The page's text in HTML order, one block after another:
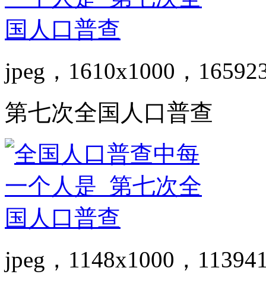
jpeg，1610x1000，
第七次全国人口普查
jpeg，1148x1000，